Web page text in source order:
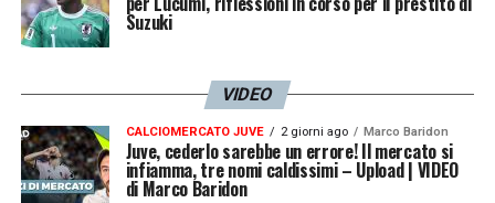
troppo presto».
LA PLAYLIST DELLE NOSTRE TOP NEWS
Suzuki
VIDEO
CALCIOMERCATO JUVE 2 giorni ago Marco Baridon
Juve, cederlo sarebbe un errore! Il mercato si
infiamma, tre nomi caldissimi – Upload | VIDEO
di Marco Baridon